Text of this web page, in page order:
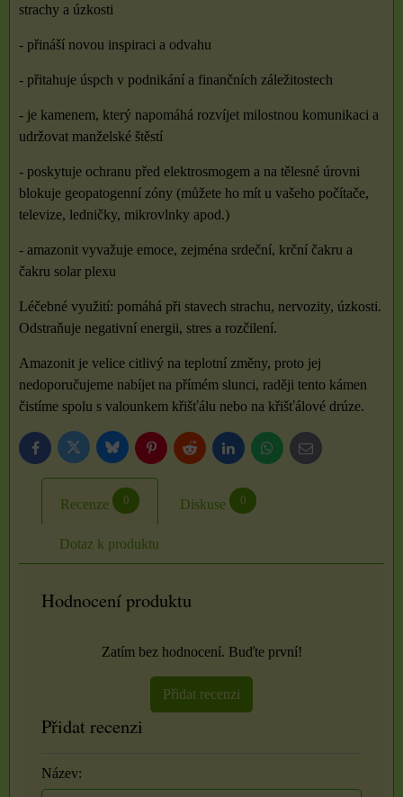
strachy a úzkosti
- přináší novou inspiraci a odvahu
- přitahuje úspch v podnikání a finančních záležitostech
- je kamenem, který napomáhá rozvíjet milostnou komunikaci a
udržovat manželské štěstí
- poskytuje ochranu před elektrosmogem a na tělesné úrovni
blokuje geopatogenní zóny (můžete ho mít u vašeho počítače,
televize, ledničky, mikrovlnky apod.)
- amazonit vyvažuje emoce, zejména srdeční, krční čakru a
čakru solar plexu
Léčebné využití: pomáhá při stavech strachu, nervozity, úzkosti.
Odstraňuje negativní energii, stres a rozčilení.
Amazonit je velice citlivý na teplotní změny, proto jej
nedoporučujeme nabíjet na přímém slunci, raději tento kámen
čistíme spolu s valounkem křišťálu nebo na křišťálové drúze.
FacebookTwitter BlueskyPinterestReddit LinkedInWhatsApp
E-
mail
Recenze 0 Diskuse 0
Dotaz k produktu
Hodnocení produktu
Zatím bez hodnocení. Buďte první!
Přidat recenzi
Přidat recenzi
Název: